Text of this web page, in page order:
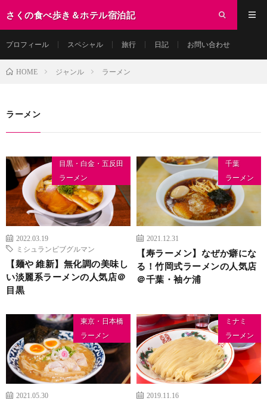
さくの食べ歩き＆ホテル宿泊記
プロフィール スペシャル 旅行 日記 お問い合わせ
HOME ジャンル ラーメン
ラーメン
目黒・白金・五反田
ラーメン
2022.03.19
ミシュランビブグルマン
【麺や 維新】無化調の美味し
い淡麗系ラーメンの人気店＠
目黒
千葉
ラーメン
2021.12.31
【寿ラーメン】なぜか癖にな
る！竹岡式ラーメンの人気店
＠千葉・袖ケ浦
東京・日本橋
ラーメン
2021.05.30
ミナミ
ラーメン
2019.11.16